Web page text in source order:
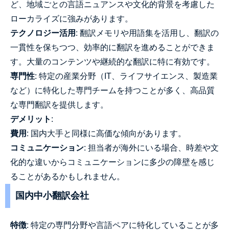
ど、地域ごとの言語ニュアンスや文化的背景を考慮した
ローカライズに強みがあります。
テクノロジー活用 : 翻訳メモリや用語集を活用し、翻訳の
一貫性を保ちつつ、効率的に翻訳を進めることができま
す。大量のコンテンツや継続的な翻訳に特に有効です。
専門性: 特定の産業分野（IT、ライフサイエンス、製造業
など）に特化した専門チームを持つことが多く、高品質
な専門翻訳を提供します。
デメリット :
費用 : 国内大手と同様に高価な傾向があります。
コミュニケーション: 担当者が海外にいる場合、時差や文
化的な違いからコミュニケーションに多少の障壁を感じ
ることがあるかもしれません。
国内中小翻訳会社
特徴: 特定の専門分野や言語ペアに特化していることが多